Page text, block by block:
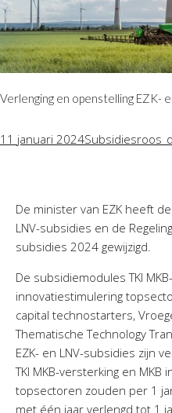
Verlenging en openstelling EZK-
11 januari 2024Subsidies
De minister van EZK heeft
LNV-subsidies en de
subsidies 2024 gewijzigd.
De subsidiemodules TKI
innovatiestimulering
capital technostarters,
Thematische Technology
EZK- en LNV-subsidies zijn
TKI MKB-versterking en MKB
topsectoren zouden per 1
met één jaar verlengd tot 1